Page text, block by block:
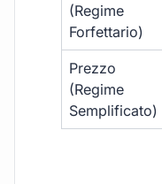
(Regime
Forfettario)
Prezzo
(Regime
Semplificato)